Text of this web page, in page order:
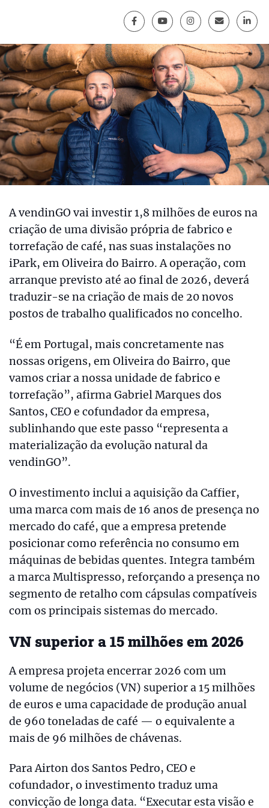
A vendinGO vai investir 1,8 milhões de euros na
criação de uma divisão própria de fabrico e
torrefação de café, nas suas instalações no
iPark, em Oliveira do Bairro. A operação, com
arranque previsto até ao final de 2026, deverá
traduzir-se na criação de mais de 20 novos
postos de trabalho qualificados no concelho.
“É em Portugal, mais concretamente nas
nossas origens, em Oliveira do Bairro, que
vamos criar a nossa unidade de fabrico e
torrefação”, afirma Gabriel Marques dos
Santos, CEO e cofundador da empresa,
sublinhando que este passo “representa a
materialização da evolução natural da
vendinGO”.
O investimento inclui a aquisição da Caffier,
uma marca com mais de 16 anos de presença no
mercado do café, que a empresa pretende
posicionar como referência no consumo em
máquinas de bebidas quentes. Integra também
a marca Multispresso, reforçando a presença no
segmento de retalho com cápsulas compatíveis
com os principais sistemas do mercado.
VN superior a 15 milhões em 2026
A empresa projeta encerrar 2026 com um
volume de negócios (VN) superior a 15 milhões
de euros e uma capacidade de produção anual
de 960 toneladas de café — o equivalente a
mais de 96 milhões de chávenas.
Para Airton dos Santos Pedro, CEO e
cofundador, o investimento traduz uma
convicção de longa data. “Executar esta visão e